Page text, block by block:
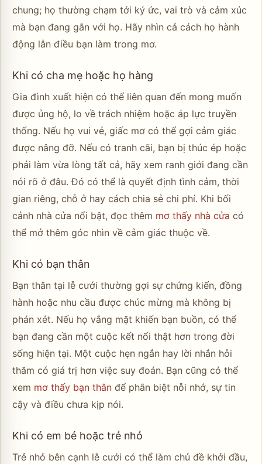
chung; họ thường chạm tới ký ức, vai trò và cảm xúc
mà bạn đang gắn với họ. Hãy nhìn cả cách họ hành
động lẫn điều bạn làm trong mơ.
Khi có cha mẹ hoặc họ hàng
Gia đình xuất hiện có thể liên quan đến mong muốn
được ủng hộ, lo về trách nhiệm hoặc áp lực truyền
thống. Nếu họ vui vẻ, giấc mơ có thể gợi cảm giác
được nâng đỡ. Nếu có tranh cãi, bạn bị thúc ép hoặc
phải làm vừa lòng tất cả, hãy xem ranh giới đang cần
nói rõ ở đâu. Đó có thể là quyết định tình cảm, thời
gian riêng, chỗ ở hay cách chia sẻ chi phí. Khi bối
cảnh nhà cửa nổi bật, đọc thêm mơ thấy nhà cửa có
thể mở thêm góc nhìn về cảm giác thuộc về.
Khi có bạn thân
Bạn thân tại lễ cưới thường gợi sự chứng kiến, đồng
hành hoặc nhu cầu được chúc mừng mà không bị
phán xét. Nếu họ vắng mặt khiến bạn buồn, có thể
bạn đang cần một cuộc kết nối thật hơn trong đời
sống hiện tại. Một cuộc hẹn ngắn hay lời nhắn hỏi
thăm có giá trị hơn việc suy đoán. Bạn cũng có thể
xem mơ thấy bạn thân để phân biệt nỗi nhớ, sự tin
cậy và điều chưa kịp nói.
Khi có em bé hoặc trẻ nhỏ
Trẻ nhỏ bên cạnh lễ cưới có thể làm chủ đề khởi đầu,